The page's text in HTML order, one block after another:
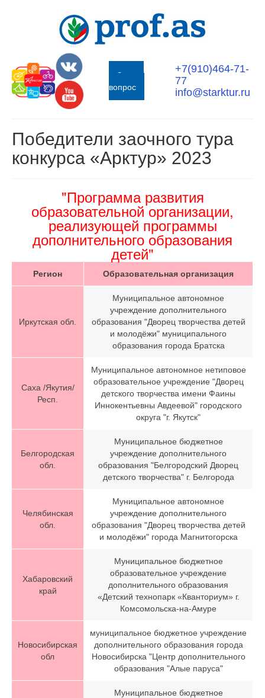
Задать
вопрос
+7(910)464-71-
77
info@starktur.ru
Победители заочного тура
конкурса «Арктур» 2023
"Программа развития
образовательной организации,
реализующей программы
дополнительного образования
детей"
Регион Образовательная организация
Иркутская обл.
Муниципальное автономное
учреждение дополнительного
образования "Дворец творчества детей
и молодёжи" муниципального
образования города Братска
Саха /Якутия/
Респ.
Муниципальное автономное нетиповое
образовательное учреждение "Дворец
детского творчества имени Фаины
Иннокентьевны Авдеевой" городского
округа "г. Якутск"
Белгородская
обл.
Муниципальное бюджетное
учреждение дополнительного
образования "Белгородский Дворец
детского творчества" г. Белгорода
Челябинская
обл.
Муниципальное автономное
учреждение дополнительного
образования "Дворец творчества детей
и молодёжи" города Магнитогорска
Хабаровский
край
Муниципальное бюджетное
образовательное учреждение
дополнительного образования
«Детский технопарк «Кванториум» г.
Комсомольска-на-Амуре
Новосибирская
обл
муниципальное бюджетное учреждение
дополнительного образования города
Новосибирска "Центр дополнительного
образования "Алые паруса"
Муниципальное бюджетное